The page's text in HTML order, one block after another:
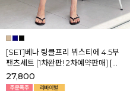
[SET]베나 링클프리 뷔스티에 4.5부
팬츠세트 [1차완판! 2차예약판매] [네
이비,블랙] 8월셋째주 순차배송
27,800